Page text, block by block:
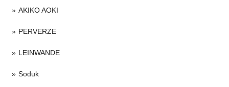
AKIKO AOKI
PERVERZE
LEINWANDE
Soduk